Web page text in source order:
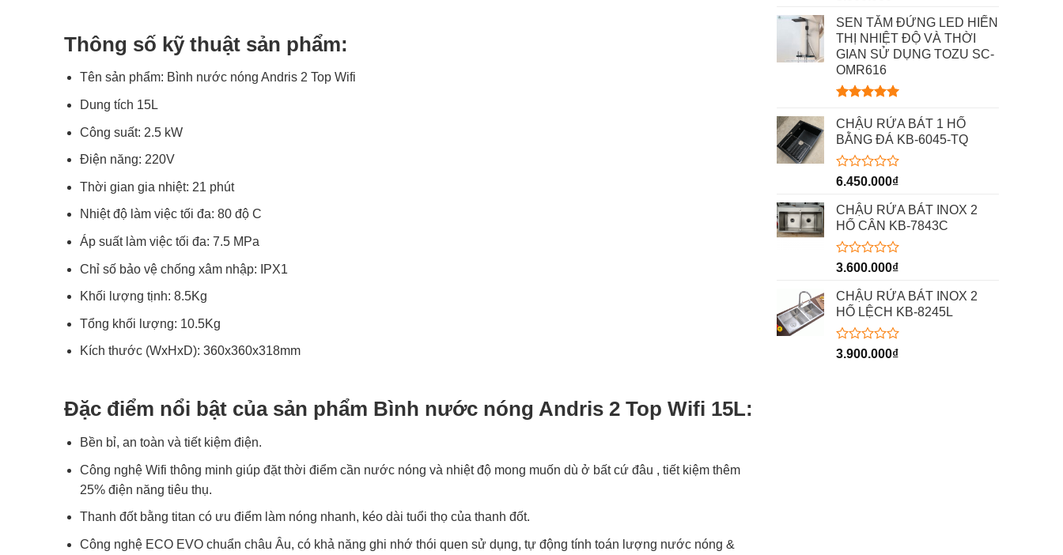
Thông số kỹ thuật sản phẩm:
Tên sản phẩm: Bình nước nóng Andris 2 Top Wifi
Dung tích 15L
Công suất: 2.5 kW
Điện năng: 220V
Thời gian gia nhiệt: 21 phút
Nhiệt độ làm việc tối đa: 80 độ C
Áp suất làm việc tối đa: 7.5 MPa
Chỉ số bảo vệ chống xâm nhập: IPX1
Khối lượng tịnh: 8.5Kg
Tổng khối lượng: 10.5Kg
Kích thước (WxHxD): 360x360x318mm
Đặc điểm nổi bật của sản phẩm Bình nước nóng Andris 2 Top Wifi 15L:
Bền bỉ, an toàn và tiết kiệm điện.
Công nghệ Wifi thông minh giúpđặt thời điểm cần nước nóng và nhiệt độ mong muốn dù ở bất cứ đâu , tiết kiệm thêm
25% điện năng tiêu thụ.
Thanh đốt bằng titan có ưu điểm làm nóng nhanh, kéo dài tuổi thọ của thanh đốt.
Công nghệ ECO EVO chuẩn châu Âu, có khả năng ghi nhớ thói quen sử dụng, tự động tính toán lượng nước nóng &
hạng
0
5
sao
SEN TẮM ĐỨNG LED HIỂN
THỊ NHIỆT ĐỘ VÀ THỜI
GIAN SỬ DỤNG TOZU SC-
OMR616
hạng 5.00
5 sao
CHẬU RỬA BÁT 1 HỐ
BẰNG ĐÁ KB-6045-TQ
Được
hạng
0
5
sao
6.450.000₫
CHẬU RỬA BÁT INOX 2
HỐ CÂN KB-7843C
Được
hạng
0
5
sao
3.600.000₫
CHẬU RỬA BÁT INOX 2
HỐ LỆCH KB-8245L
Được
3.900.000₫